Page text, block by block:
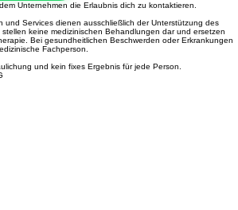
Unternehmen die Erlaubnis dich zu kontaktieren.
und Services dienen ausschließlich der Unterstützung des
keine medizinischen Behandlungen dar und ersetzen
Bei gesundheitlichen Beschwerden oder Erkrankungen
Fachperson.
und kein fixes Ergebnis für jede Person.